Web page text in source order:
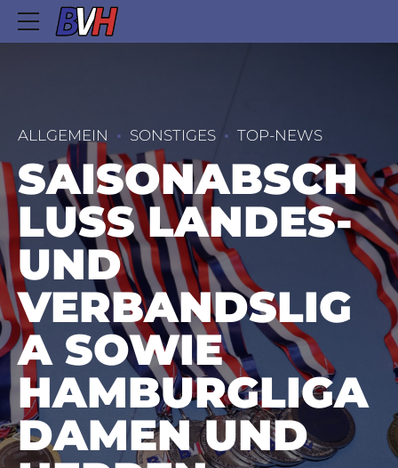
ALLGEMEIN SONSTIGES TOP-NEWS
SAISONABSCH
LUSS LANDES-
UND
VERBANDSLIG
A SOWIE
HAMBURGLIGA
DAMEN UND